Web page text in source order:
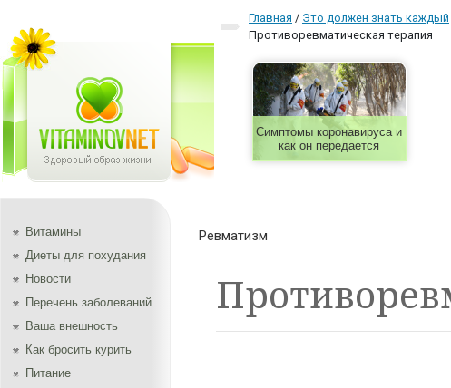
Главная / Это должен знать каждый
Противоревматическая терапия
Симптомы коронавируса и
как он передается
Витамины
Диеты для похудания
Новости
Перечень заболеваний
Ваша внешность
Как бросить курить
Питание
Ревматизм